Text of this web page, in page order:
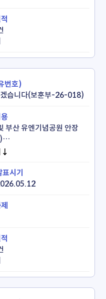
겠습니다(보훈부-26-018)
부산 유엔기념공원 안장
탄세: 유해 영접식(5.13)
레, 故앙드레 다차리: 유해
장식(5.27)
↓